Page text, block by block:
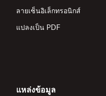
ลายเซ็นอิเล็กทรอนิกส์
แปลงเป็น PDF
แหล่งข้อมูล